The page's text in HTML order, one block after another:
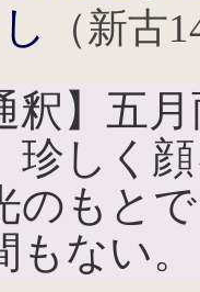
（新古
釈】五
珍しく
のもと
もない。